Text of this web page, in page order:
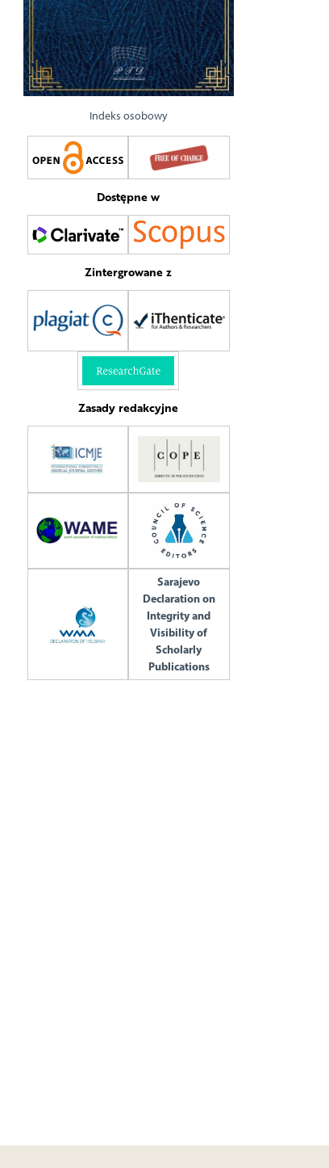
Indeks osobowy
Dostępne w
Zintergrowane z
Zasady redakcyjne
Sarajevo
Declaration on
Integrity and
Visibility of
Scholarly
Publications